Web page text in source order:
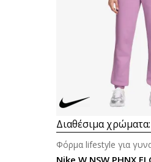
Διαθέσιμα χρώματα:
Nike W NSW PHNX
Φόρμα lifestyle για